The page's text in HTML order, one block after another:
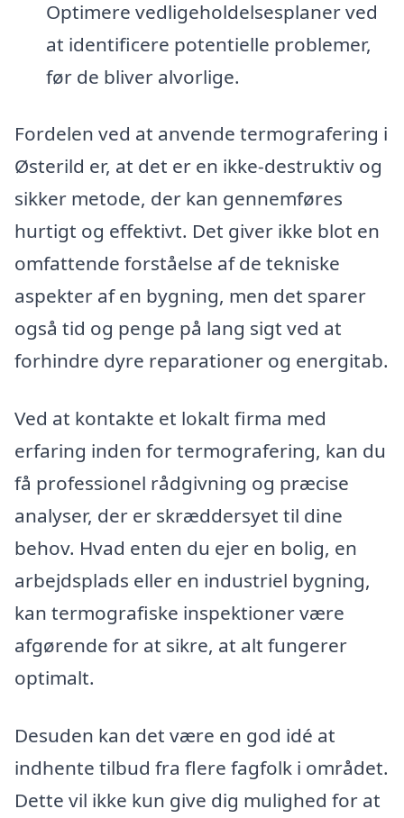
Optimere vedligeholdelsesplaner ved
at identificere potentielle problemer,
før de bliver alvorlige.
Fordelen ved at anvende termografering i
Østerild er, at det er en ikke-destruktiv og
sikker metode, der kan gennemføres
hurtigt og effektivt. Det giver ikke blot en
omfattende forståelse af de tekniske
aspekter af en bygning, men det sparer
også tid og penge på lang sigt ved at
forhindre dyre reparationer og energitab.
Ved at kontakte et lokalt firma med
erfaring inden for termografering, kan du
få professionel rådgivning og præcise
analyser, der er skræddersyet til dine
behov. Hvad enten du ejer en bolig, en
arbejdsplads eller en industriel bygning,
kan termografiske inspektioner være
afgørende for at sikre, at alt fungerer
optimalt.
Desuden kan det være en god idé at
indhente tilbud fra flere fagfolk i området.
Dette vil ikke kun give dig mulighed for at